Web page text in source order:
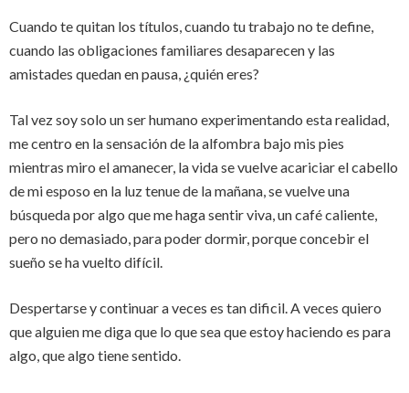
Cuando te quitan los títulos, cuando tu trabajo no te define,
cuando las obligaciones familiares desaparecen y las
amistades quedan en pausa, ¿quién eres?
Tal vez soy solo un ser humano experimentando esta realidad,
me centro en la sensación de la alfombra bajo mis pies
mientras miro el amanecer, la vida se vuelve acariciar el cabello
de mi esposo en la luz tenue de la mañana, se vuelve una
búsqueda por algo que me haga sentir viva, un café caliente,
pero no demasiado, para poder dormir, porque concebir el
sueño se ha vuelto difícil.
Despertarse y continuar a veces es tan dificil. A veces quiero
que alguien me diga que lo que sea que estoy haciendo es para
algo, que algo tiene sentido.